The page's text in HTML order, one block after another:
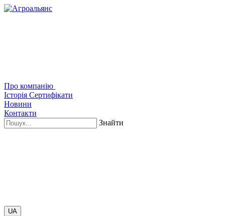
Про компанію
Історія Сертифікати
Новини
Контакти
Знайти
UA